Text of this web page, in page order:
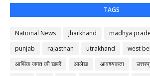
TAGS
National News jharkhand madhya
punjab
rajasthan utrakhand
west
आर्थिक जगत की खबरें
आलेख आवश्यकता